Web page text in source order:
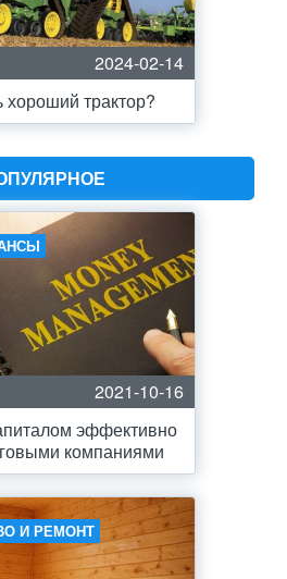
2024-02-14
хороший трактор?
2021-10-16
эффективно
компаниями
И РЕМОНТ